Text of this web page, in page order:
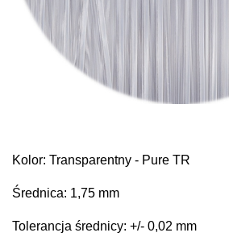
Kolor: Transparentny - Pure TR
Średnica: 1,75 mm
Tolerancja średnicy: +/- 0,02 mm